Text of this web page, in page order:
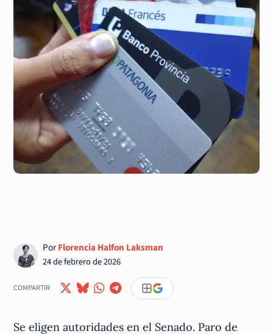
PorFlorencia Halfon Laksman
24 de febrero de 2026
COMPARTIR
Se eligen autoridades en el Senado. Paro de